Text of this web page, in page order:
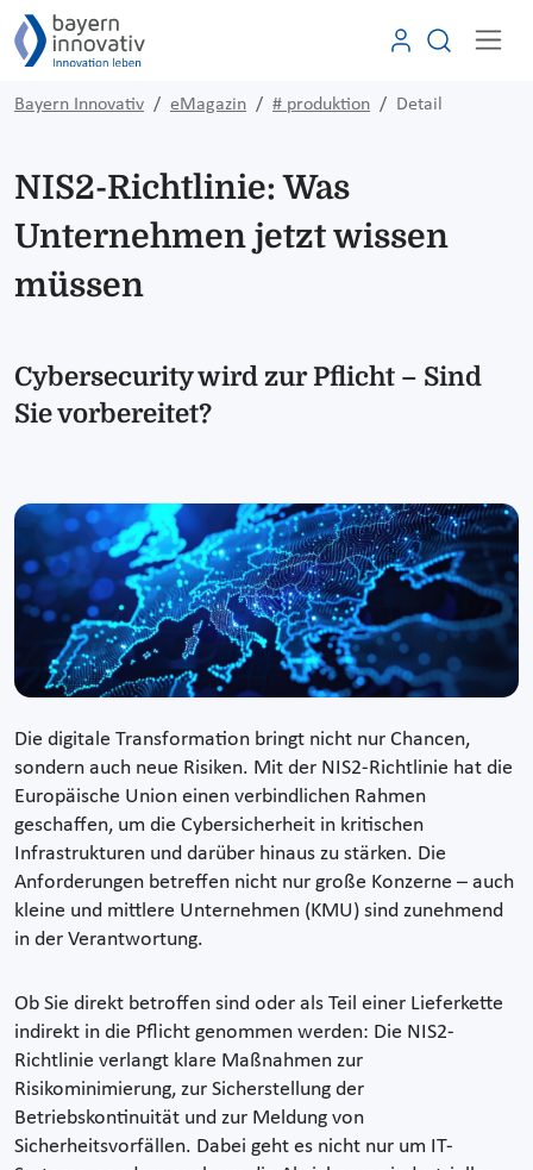
Bayern Innovativ eMagazin # produktion Detail
NIS2-Richtlinie: Was
Unternehmen jetzt wissen
müssen
Cybersecurity wird zur Pflicht – Sind
Sie vorbereitet?
Die digitale Transformation bringt nicht nur Chancen,
sondern auch neue Risiken. Mit der NIS2-Richtlinie hat die
Europäische Union einen verbindlichen Rahmen
geschaffen, um die Cybersicherheit in kritischen
Infrastrukturen und darüber hinaus zu stärken. Die
Anforderungen betreffen nicht nur große Konzerne – auch
kleine und mittlere Unternehmen (KMU) sind zunehmend
in der Verantwortung.
Ob Sie direkt betroffen sind oder als Teil einer Lieferkette
indirekt in die Pflicht genommen werden: Die NIS2-
Richtlinie verlangt klare Maßnahmen zur
Risikominimierung, zur Sicherstellung der
Betriebskontinuität und zur Meldung von
Sicherheitsvorfällen. Dabei geht es nicht nur um IT-